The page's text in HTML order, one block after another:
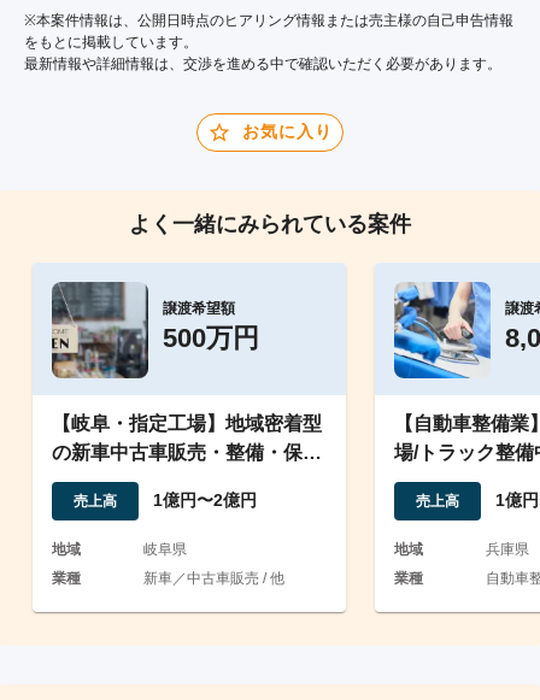
※本案件情報は、公開日時点のヒアリング情報または売主様の自己申告情報
をもとに掲載しています。
最新情報や詳細情報は、交渉を進める中で確認いただく必要があります。
お気に入り
よく一緒にみられている案件
譲渡希望額
500万円
【岐阜・指定工場】地域密着型
の新車中古車販売・整備・保険
販売。有資格者多数在籍
売上高 1億円〜2億円
地域
岐阜県
業種
新車／中古車販売 / 他
譲渡
【自動車整備業
場/トラック整備
籍/業歴50年以上
売上高 1億
地域
兵庫県
業種
自動車